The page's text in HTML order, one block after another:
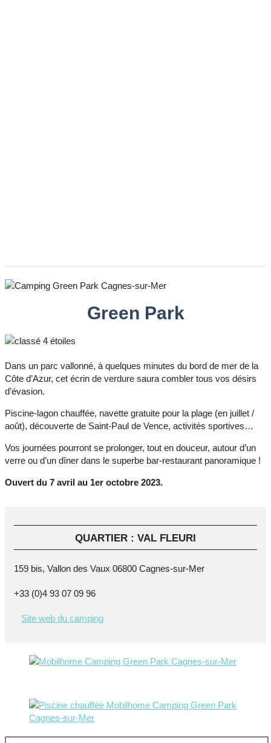
Green Park
Dans un parc vallonné, à quelques minutes du bord de mer de la
Côte d’Azur, cet écrin de verdure saura combler tous vos désirs
d’évasion.
Piscine-lagon chauffée, navette gratuite pour la plage (en juillet /
août), découverte de Saint-Paul de Vence, activités sportives…
Vos journées pourront se prolonger, tout en douceur, autour d’un
verre ou d’un dîner dans le superbe bar-restaurant panoramique !
Ouvert du 7 avril au 1er octobre 2023.
QUARTIER : VAL FLEURI
159 bis, Vallon des Vaux 06800 Cagnes-sur-Mer
+33 (0)4 93 07 09 96
Site web du camping